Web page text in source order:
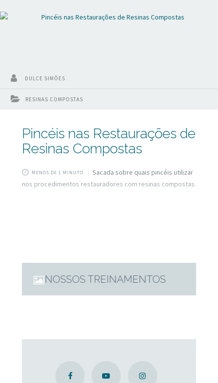
RESINAS COMPOSTAS
DULCE SIMÕES
Pincéis nas Restaurações de
Resinas Compostas
MENOS DE 1 MINUTO
Sacada sobre quais pincéis utilizar
nos procedimentos restauradores com resinas compostas.
NOSSOS TREINAMENTOS